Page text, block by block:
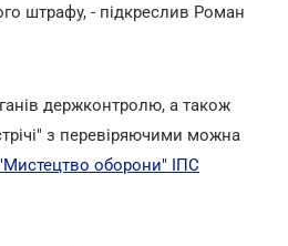
штрафу, - підкреслив Роман
держконтролю, а також
з перевіряючими можна
оборони" ІПС